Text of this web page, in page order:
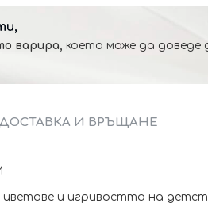
варира, което може да доведе
И ВРЪЩАНЕ
и игривостта на